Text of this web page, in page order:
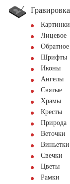
Гравировка
Картинки
Лицевое
Обратное
Шрифты
Иконы
Ангелы
Святые
Храмы
Кресты
Природа
Веточки
Виньетки
Свечки
Цветы
Рамки